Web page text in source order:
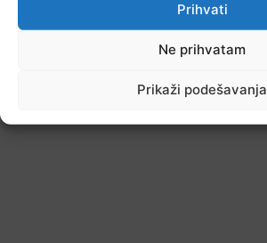
Prihvati
Ne prihvatam
Prikaži podešavanja